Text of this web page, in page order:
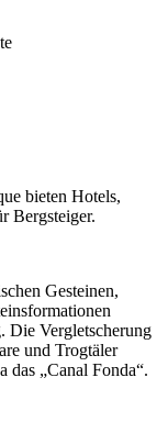
bieten Hotels,
Bergsteiger.
Gesteinen,
Die Vergletscherung
und Trogtäler
das „Canal Fonda“.